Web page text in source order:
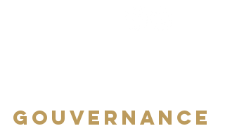
Gouvernance